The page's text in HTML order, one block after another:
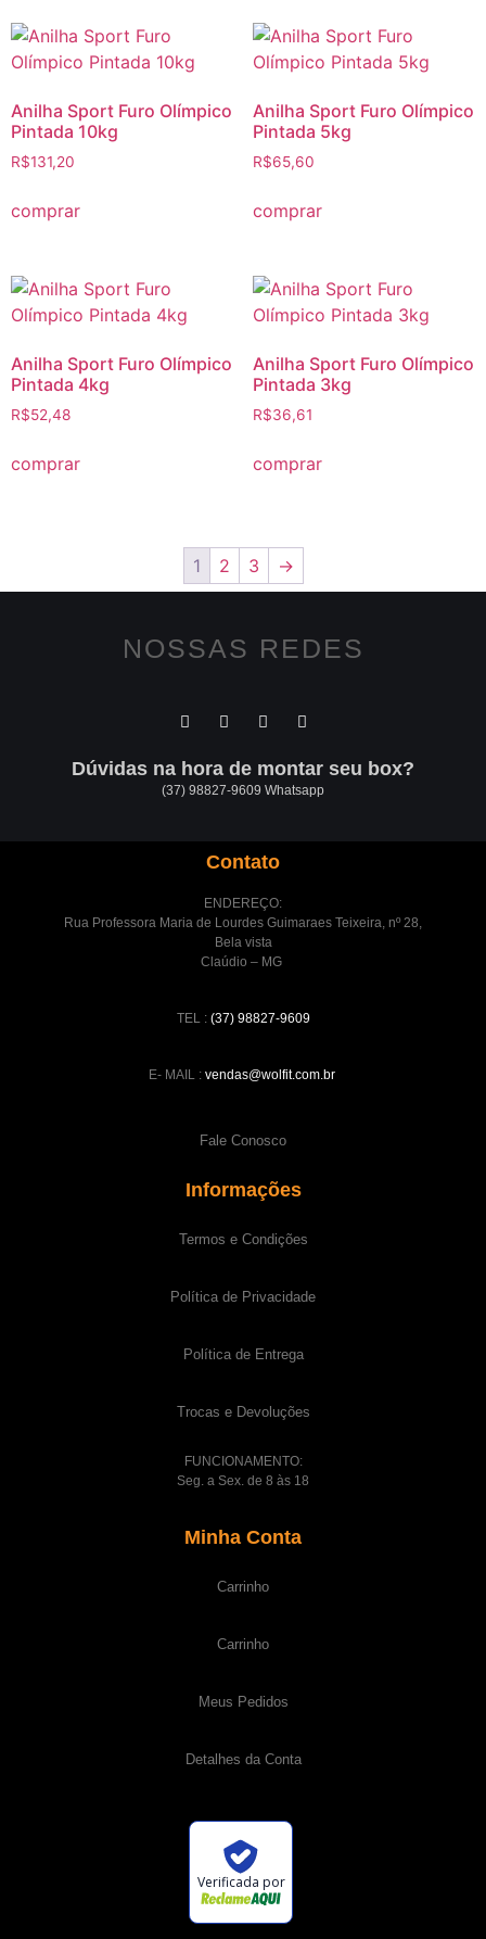
Anilha Sport Furo Olímpico
Pintada 10kg
R$131,20
comprar
Anilha Sport Furo Olímpico
Pintada 5kg
R$65,60
comprar
Anilha Sport Furo Olímpico
Pintada 4kg
R$52,48
comprar
Anilha Sport Furo Olímpico
Pintada 3kg
R$36,61
comprar
1 2 3 →
NOSSAS REDES
Dúvidas na hora de montar seu box?
(37) 98827-9609 Whatsapp
Contato
ENDEREÇO:
Rua Professora Maria de Lourdes Guimaraes Teixeira, nº 28,
Bela vista
Claúdio – MG
TEL : (37) 98827-9609
E- MAIL : vendas@wolfit.com.br
Fale Conosco
Informações
Termos e Condições
Política de Privacidade
Política de Entrega
Trocas e Devoluções
FUNCIONAMENTO:
Seg. a Sex. de 8 às 18
Minha Conta
Carrinho
Carrinho
Meus Pedidos
Detalhes da Conta
Verificada por